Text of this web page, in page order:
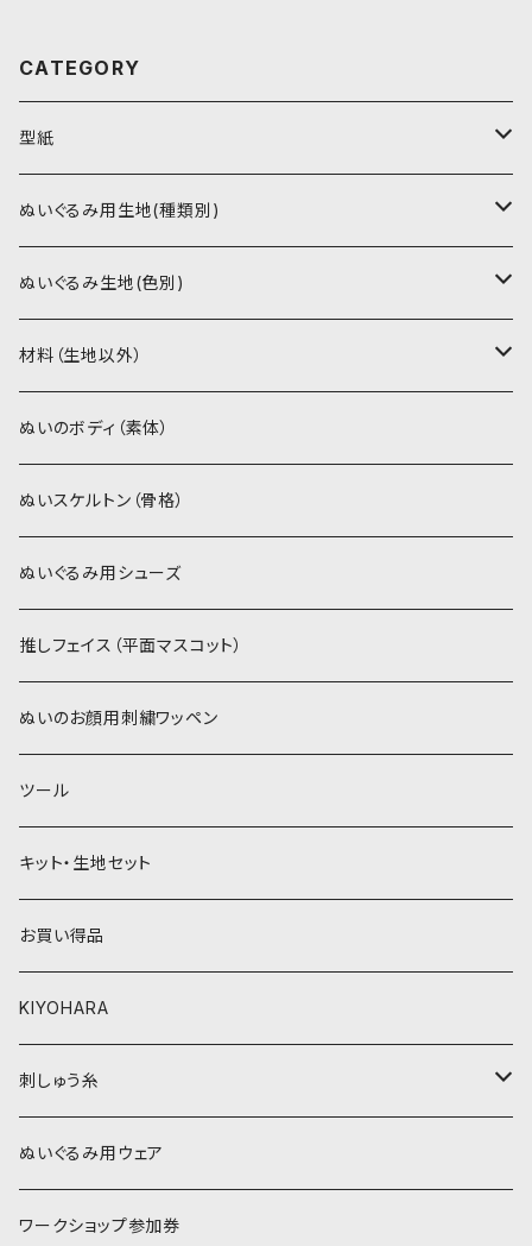
CATEGORY
型紙
書籍（紙の本）
PDFデータ（ダウンロード）
ぬいぐるみ用生地(種類別)
ソフトボア（短毛）
ソフトボア（5mm）
ぬいトリコット
スキンカラー生地
カーリーベルボア
パウダーボア（4mm）
ウィッグボア（8cm）
ぬいぐるみ生地(色別)
ソフトボア
スキンカラー系
白系
黄色・クリーム系
ベージュ・ブラウン系
ぬいトリコット
スキンカラー系
白系
黄色・クリーム系
ベージュ・ブラウン系
材料（生地以外）
アイロン接着シート
ステッチカラー
ミニワッペン
リボン
ぬいのボディ（素体）
ぬいスケルトン（骨格）
ぬいぐるみ用シューズ
推しフェイス（平面マスコット）
ぬいのお顔用刺繍ワッペン
ツール
キット・生地セット
お買い得品
KIYOHARA
刺しゅう糸
COSMO 25番刺しゅう糸
ぬいぐるみ用ウェア
ワークショップ参加券